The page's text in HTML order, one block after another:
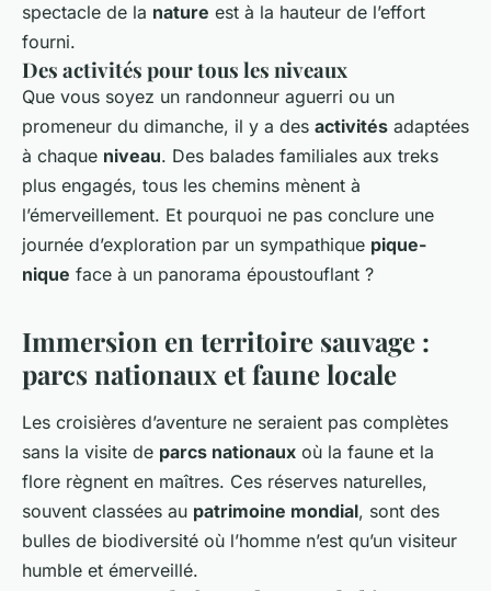
spectacle de la nature est à la hauteur de l’effort
fourni.
Des activités pour tous les niveaux
Que vous soyez un randonneur aguerri ou un
promeneur du dimanche, il y a des activités adaptées
à chaque niveau. Des balades familiales aux treks
plus engagés, tous les chemins mènent à
l’émerveillement. Et pourquoi ne pas conclure une
journée d’exploration par un sympathique pique-
nique face à un panorama époustouflant ?
Immersion en territoire sauvage :
parcs nationaux et faune locale
Les croisières d’aventure ne seraient pas complètes
sans la visite de parcs nationaux où la faune et la
flore règnent en maîtres. Ces réserves naturelles,
souvent classées au patrimoine mondial, sont des
bulles de biodiversité où l’homme n’est qu’un visiteur
humble et émerveillé.